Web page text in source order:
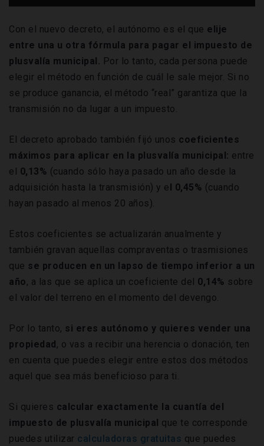
Con el nuevo decreto, el autónomo es el que elije
entre una u otra fórmula para pagar el impuesto de
plusvalía municipal. Por lo tanto, cada persona puede
elegir el método en función de cuál le sale mejor. Si no
se produce ganancia, el método “real” garantiza que la
transmisión no da lugar a un impuesto.
El decreto aprobado también fijó unos coeficientes
máximos para aplicar en la plusvalía municipal: entre
el
0,13% (cuando sólo haya pasado un año desde la
adquisición hasta la transmisión) y e l 0,45% (cuando
hayan pasado al menos 20 años).
Estos coeficientes se actualizarán anualmente y
también gravan aquellas compraventas o trasmisiones
que se producen en un lapso de tiempo inferior a un
año, a las que se aplica un coeficiente del 0,14% sobre
el valor del terreno en el momento del devengo.
Por lo tanto, si eres autónomo y quieres vender una
propiedad , o vas a recibir una herencia o donación, ten
en cuenta que puedes elegir entre estos dos métodos
aquel que sea más beneficioso para ti.
Si quieres calcular exactamente la cuantía del
impuesto de plusvalía municipal que te corresponde
puedes utilizar calculadoras gratuitas que puedes